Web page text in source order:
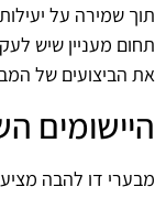
תוך שמירה על
תחום מעניין שיש
את הביצועים של
היישומים
מבערי דו להבה